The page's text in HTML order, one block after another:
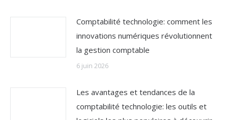
Comptabilité technologie: comment les
innovations numériques révolutionnent
la gestion comptable
6 juin 2026
Les avantages et tendances de la
comptabilité technologie: les outils et